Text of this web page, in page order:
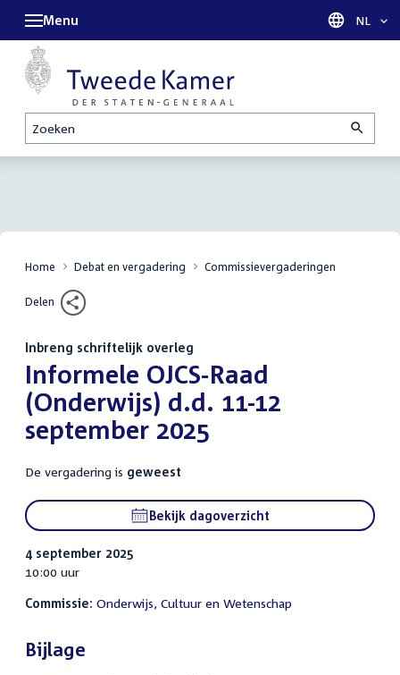
Zoeken
Menu Taal
NL
Home Debat en vergadering Commissievergaderingen
Delen
Inbreng schriftelijk overleg
:Informele OJCS-Raad
(Onderwijs) d.d. 11-12
september 2025
De vergadering is geweest
Bekijk dagoverzicht
4 september 2025
10:00 uur
Commissie: Onderwijs, Cultuur en Wetenschap
Bijlage